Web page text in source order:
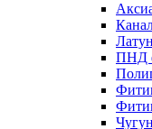
ПНД